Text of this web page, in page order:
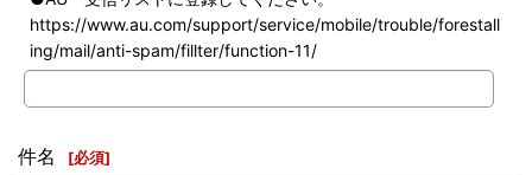
https://www.au.com/support/service/mobile/trouble/forestall
ing/mail/anti-spam/fillter/function-11/
件名 [必須]